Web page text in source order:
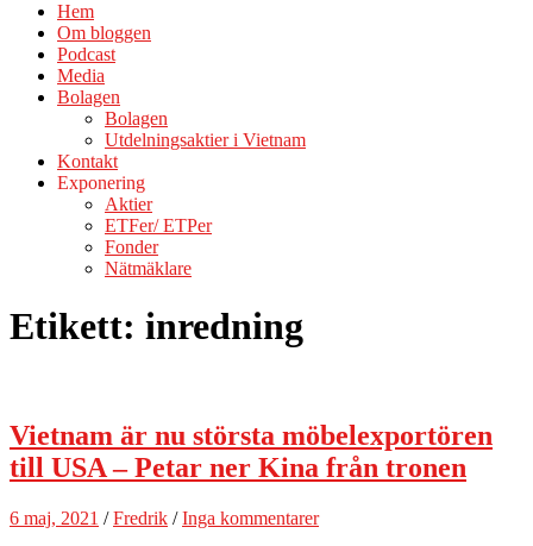
Hem
Om bloggen
Podcast
Media
Bolagen
Bolagen
Utdelningsaktier i Vietnam
Kontakt
Exponering
Aktier
ETFer/ ETPer
Fonder
Nätmäklare
Etikett: inredning
Vietnam är nu största möbelexportören
till USA – Petar ner Kina från tronen
6 maj, 2021 /Fredrik /Inga kommentarer